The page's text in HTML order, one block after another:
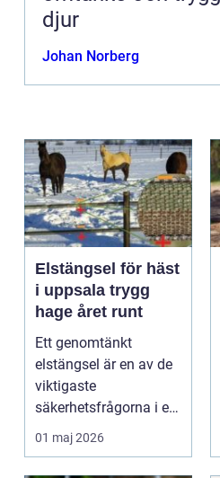
djur
Johan Norberg
Elstängsel för häst
i uppsala trygg
hage året runt
Ett genomtänkt
elstängsel är en av de
viktigaste
säkerhetsfrågorna i ett
häststall. Runt
Uppsala, me...
01 maj 2026